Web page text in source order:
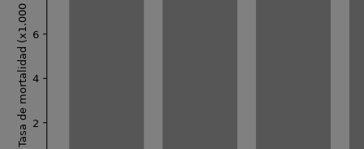
2
4
6
Tasa de mortalidad (x1.000 hab.)